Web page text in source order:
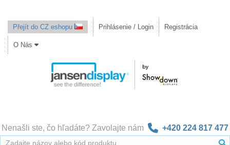
Přejít do CZ eshopu Prihlásenie / Login Registrácia
O Nás
Nenašli ste, čo hľadáte? Zavolajte nám +420 224 817 477